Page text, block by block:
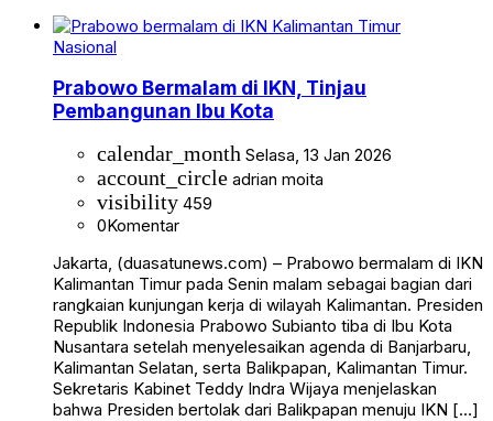
Nasional
Prabowo Bermalam di IKN, Tinjau
Pembangunan Ibu Kota
calendar_month Selasa, 13 Jan 2026
account_circle adrian moita
visibility 459
0Komentar
Jakarta, (duasatunews.com) – Prabowo bermalam di IKN
Kalimantan Timur pada Senin malam sebagai bagian dari
rangkaian kunjungan kerja di wilayah Kalimantan. Presiden
Republik Indonesia Prabowo Subianto tiba di Ibu Kota
Nusantara setelah menyelesaikan agenda di Banjarbaru,
Kalimantan Selatan, serta Balikpapan, Kalimantan Timur.
Sekretaris Kabinet Teddy Indra Wijaya menjelaskan
bahwa Presiden bertolak dari Balikpapan menuju IKN […]